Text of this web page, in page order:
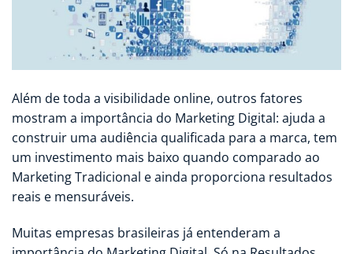
Além de toda a visibilidade online, outros fatores
mostram a importância do Marketing Digital: ajuda a
construir uma audiência qualificada para a marca, tem
um investimento mais baixo quando comparado ao
Marketing Tradicional e ainda proporciona resultados
reais e mensuráveis.
Muitas empresas brasileiras já entenderam a